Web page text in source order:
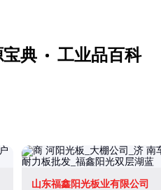
典 工业品百科
山东福鑫阳光板业有限公司